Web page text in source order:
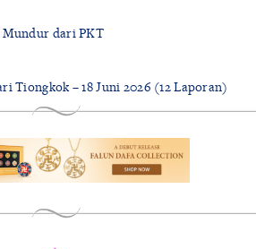
Mundur dari PKT
Tiongkok – 18 Juni 2026 (12 Laporan)